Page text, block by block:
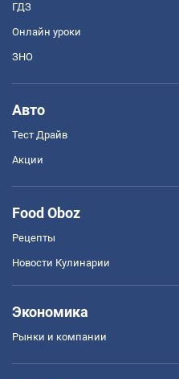
ГДЗ
Онлайн уроки
ЗНО
Авто
Тест Драйв
Акции
Food Oboz
Рецепты
Новости Кулинарии
Экономика
Рынки и компании